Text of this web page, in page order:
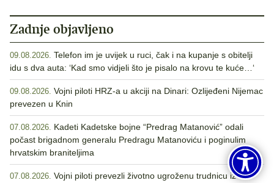
Zadnje objavljeno
09.08.2026. Telefon im je uvijek u ruci, čak i na kupanje s obitelji
idu s dva auta: ‘Kad smo vidjeli što je pisalo na krovu te kuće…‘
09.08.2026. Vojni piloti HRZ-a u akciji na Dinari: Ozlijeđeni Nijemac
prevezen u Knin
07.08.2026. Kadeti Kadetske bojne “Predrag Matanović” odali
počast brigadnom generalu Predragu Matanoviću i poginulim
hrvatskim braniteljima
07.08.2026. Vojni piloti prevezli životno ugroženu trudnicu iz